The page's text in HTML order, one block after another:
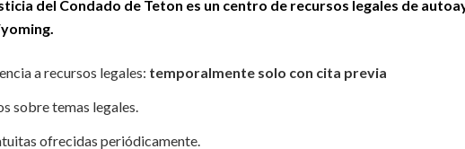
del Condado de Teton es un centro de recursos legales de
a recursos legales: temporalmente solo con cita previa
sobre temas legales.
ofrecidas periódicamente.